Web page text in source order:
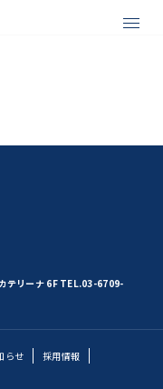
テリーナ 6F TEL.03-6709-
らせ
採用情報